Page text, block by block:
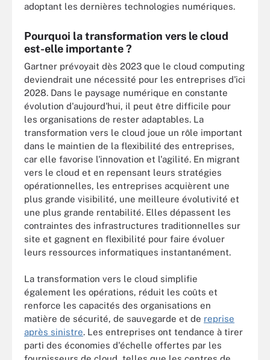
adoptant les dernières technologies numériques.
Pourquoi la transformation vers le cloud
est-elle importante ?
Gartner prévoyait dès 2023 que le cloud computing
deviendrait une nécessité pour les entreprises d'ici
2028. Dans le paysage numérique en constante
évolution d'aujourd'hui, il peut être difficile pour
les organisations de rester adaptables. La
transformation vers le cloud joue un rôle important
dans le maintien de la flexibilité des entreprises,
car elle favorise l'innovation et l'agilité. En migrant
vers le cloud et en repensant leurs stratégies
opérationnelles, les entreprises acquièrent une
plus grande visibilité, une meilleure évolutivité et
une plus grande rentabilité. Elles dépassent les
contraintes des infrastructures traditionnelles sur
site et gagnent en flexibilité pour faire évoluer
leurs ressources informatiques instantanément.
La transformation vers le cloud simplifie
également les opérations, réduit les coûts et
renforce les capacités des organisations en
matière de sécurité, de sauvegarde et de reprise
après sinistre. Les entreprises ont tendance à tirer
parti des économies d'échelle offertes par les